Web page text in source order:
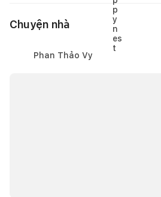
Chuyện nhà
Phan Thảo Vy